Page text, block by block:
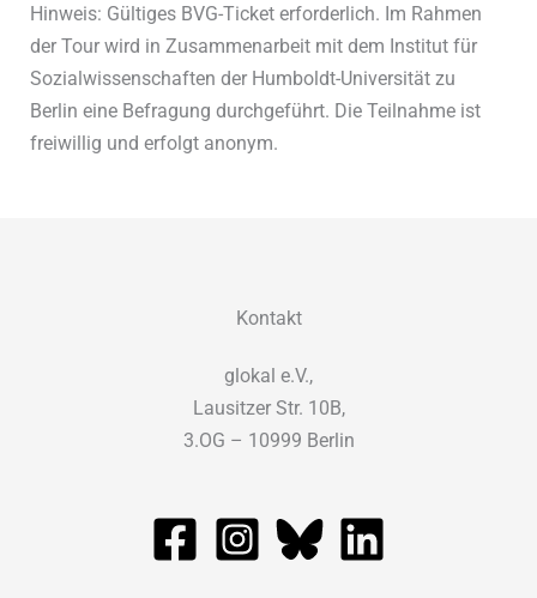
Hinweis: Gültiges BVG-Ticket erforderlich. Im Rahmen
der Tour wird in Zusammenarbeit mit dem Institut für
Sozialwissenschaften der Humboldt-Universität zu
Berlin eine Befragung durchgeführt. Die Teilnahme ist
freiwillig und erfolgt anonym.
Kontakt
glokal e.V.,
Lausitzer Str. 10B,
3.OG – 10999 Berlin